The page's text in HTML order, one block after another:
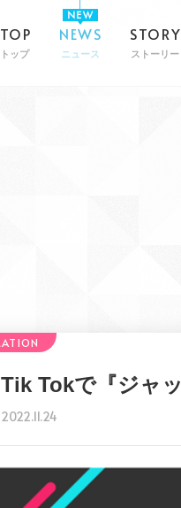
TOP
トップ
NEWS
ニュース
STORY
ストーリー
Tik Tokで『ジャ
2022.11.24